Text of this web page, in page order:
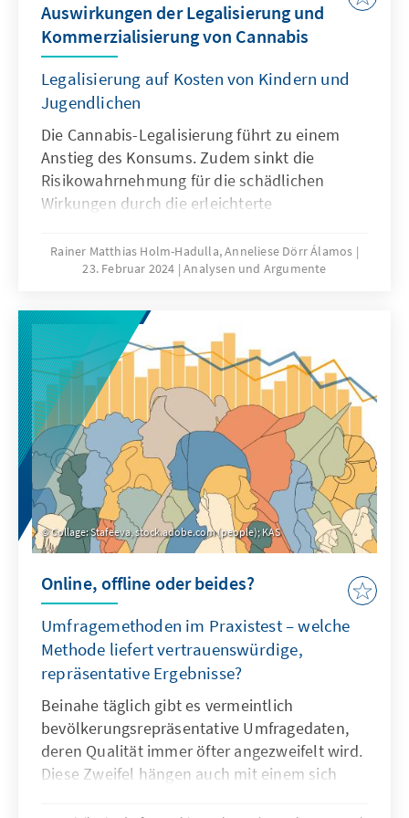
Auswirkungen der Legalisierung und
Kommerzialisierung von Cannabis
Legalisierung auf Kosten von Kindern und
Jugendlichen
Die Cannabis-Legalisierung führt zu einem
Anstieg des Konsums. Zudem sinkt die
Risikowahrnehmung für die schädlichen
Wirkungen durch die erleichterte
schädlichen Wirkungen gehören
Konzentrations- und Gedächtnisstörungen,
Störungen. Mit der Legalisierung in
Deutschland wird ein Experiment
unternommen, das zugunsten robuster
Luxuskonsumierender auf dem Rücken von
Kindern und Jugendlichen ausgetragen wird.
Rainer Matthias Holm-Hadulla, Anneliese Dörr Álamos
23. Februar 2024 Analysen und Argumente
Collage: Stafeeva, stock.adobe.com (people); KAS
Online, offline oder beides?
Umfragemethoden im Praxistest – welche
Methode liefert vertrauenswürdige,
repräsentative Ergebnisse?
Beinahe täglich gibt es vermeintlich
bevölkerungsrepräsentative Umfragedaten,
deren Qualität immer öfter angezweifelt wird.
Diese Zweifel hängen auch mit einem sich